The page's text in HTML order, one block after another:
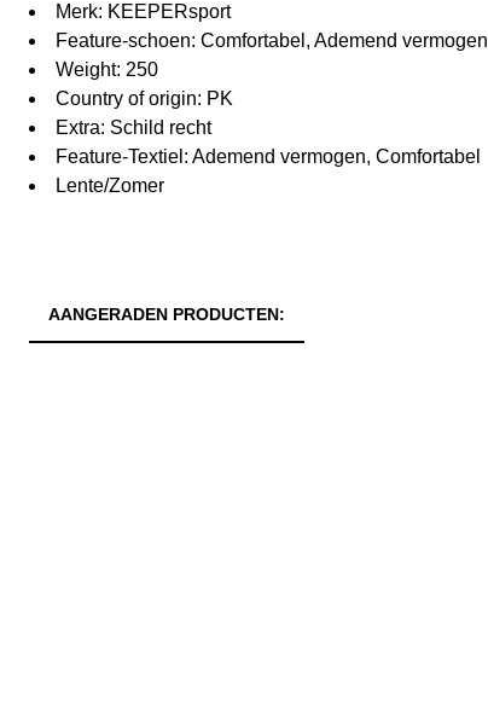
Merk: KEEPERsport
Feature-schoen: Comfortabel, Ademend vermogen
Weight: 250
Country of origin: PK
Extra: Schild recht
Feature-Textiel: Ademend vermogen, Comfortabel
Lente/Zomer
AANGERADEN PRODUCTEN: